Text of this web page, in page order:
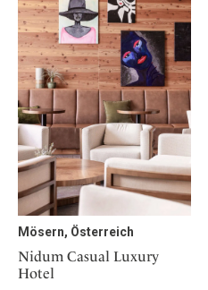
Mösern, Österreich
Nidum Casual Luxury
Hotel